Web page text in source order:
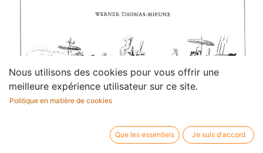
Nous utilisons des cookies pour vous offrir une
meilleure expérience utilisateur sur ce site.
Politique en matière de cookies
Que les essentiels Je suis d'accord